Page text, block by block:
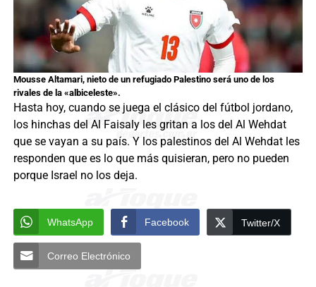
Mousse Altamari, nieto de un refugiado Palestino será uno de los
rivales de la «albiceleste».
Hasta hoy, cuando se juega el clásico del fútbol jordano,
los hinchas del Al Faisaly les gritan a los del Al Wehdat
que se vayan a su país. Y los palestinos del Al Wehdat les
responden que es lo que más quisieran, pero no pueden
porque Israel no los deja.
WhatsApp Facebook Twitter/X
Correo Electrónico